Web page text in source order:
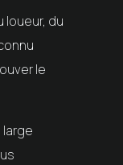
loueur, du
le